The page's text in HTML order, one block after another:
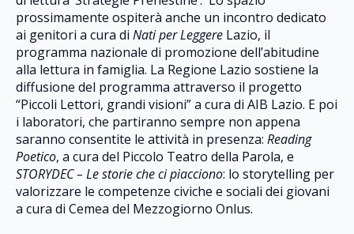
prossimamente ospiterà anche un incontro dedicato
ai genitori a cura di Nati per Leggere Lazio, il
programma nazionale di promozione dell’abitudine
alla lettura in famiglia. La Regione Lazio sostiene la
diffusione del programma attraverso il progetto
“Piccoli Lettori, grandi visioni” a cura di AIB Lazio. E poi
i laboratori, che partiranno sempre non appena
saranno consentite le attività in presenza: Reading
Poetico, a cura del Piccolo Teatro della Parola, e
STORYDEC – Le storie che ci piacciono: lo storytelling per
valorizzare le competenze civiche e sociali dei giovani
a cura di Cemea del Mezzogiorno Onlus.